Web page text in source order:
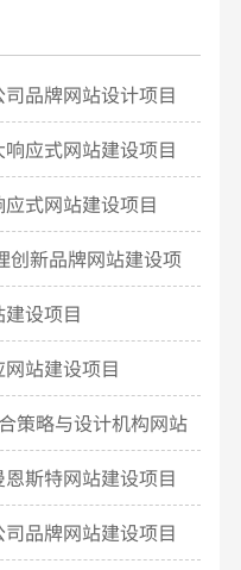
司品牌网站设计项目
响应式网站建设项目
应式网站建设项目
创新品牌网站建设项
建设项目
网站建设项目
策略与设计机构网站
恩斯特网站建设项目
司品牌网站建设项目